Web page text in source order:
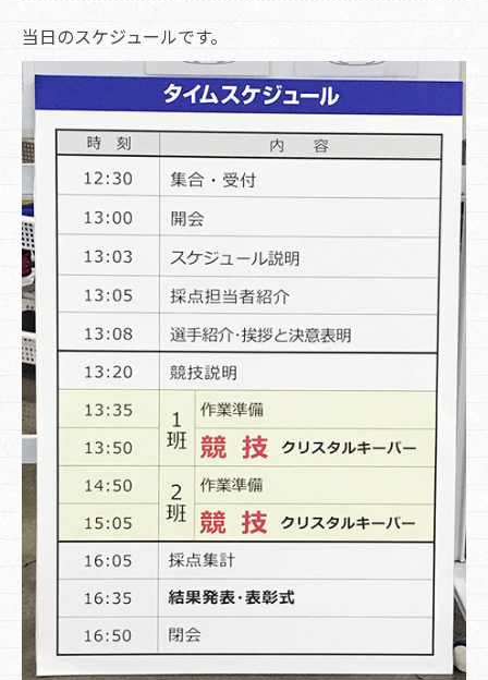
当日のスケジュールです。